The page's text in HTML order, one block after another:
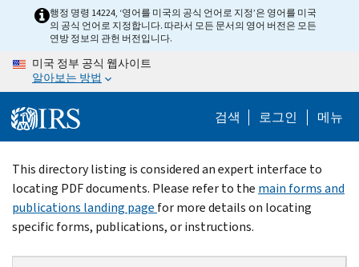
content
행정 명령 14224, ‘영어를 미국의 공식 언어로 지정’은 영어를 미국
의 공식 언어로 지정합니다. 따라서 모든 문서의 영어 버전은 모든
연방 정보의 관헌 버전입니다.
미국 정부 공식 웹사이트
알아보는 방법
검색 로그인 메뉴
Beginning
of
main
content
This directory listing is considered an expert interface to
locating PDF documents. Please refer to the main forms and
publications landing page for more details on locating
specific forms, publications, or instructions.